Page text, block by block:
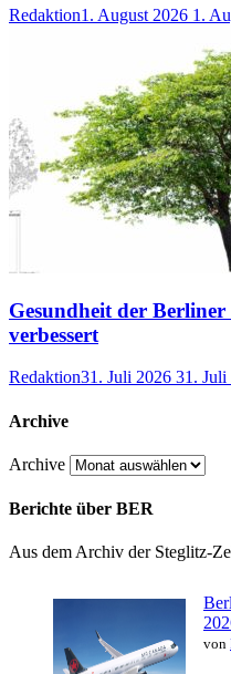
Redaktion1. August 2026 1.
Gesundheit der
verbessert
Redaktion31. Juli 2026 31. Juli
Archive
Archive
Berichte über BER
Aus dem Archiv der Steglitz-
von